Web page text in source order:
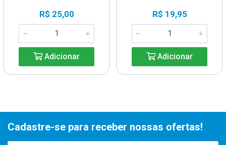
R$ 25,00
Adicionar
R$ 19,95
Adicionar
Cadastre-se para receber nossas ofertas!